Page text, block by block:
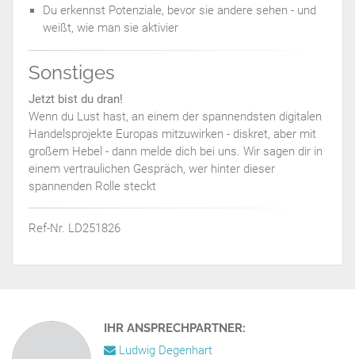
Du erkennst Potenziale, bevor sie andere sehen - und
weißt, wie man sie aktivier
Sonstiges
Jetzt bist du dran!
Wenn du Lust hast, an einem der spannendsten digitalen
Handelsprojekte Europas mitzuwirken - diskret, aber mit
großem Hebel - dann melde dich bei uns. Wir sagen dir in
einem vertraulichen Gespräch, wer hinter dieser
spannenden Rolle steckt
Ref-Nr. LD251826
IHR ANSPRECHPARTNER:
Ludwig Degenhart